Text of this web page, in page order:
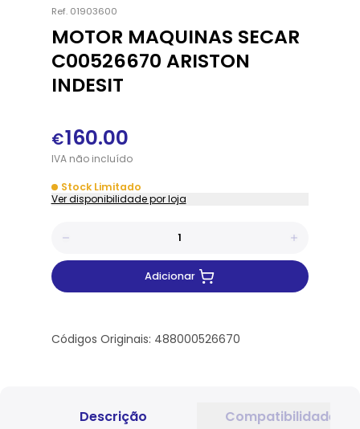
Ref. 01903600
MOTOR MAQUINAS SECAR
C00526670 ARISTON
INDESIT
€160.00
IVAnãoincluído
Stock Limitado
Ver disponibilidade por loja
Adicionar
Códigos Originais: 488000526670
Descrição Compatibilidade